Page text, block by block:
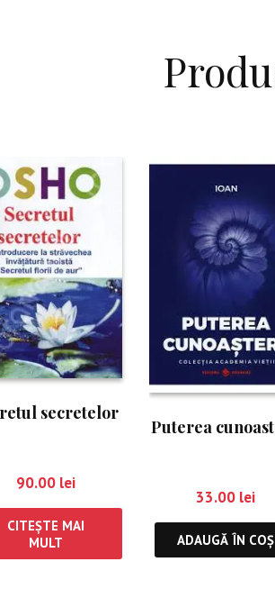
secretelor
90.00 lei
CITEȘTE MAI
MULT
Puterea
33.00 lei
ADAUGĂ ÎN COȘ